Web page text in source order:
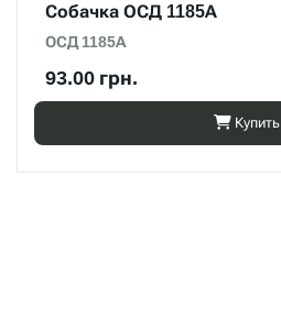
Собачка ОСД 1185А
ОСД 1185А
93.00 грн.
Купить